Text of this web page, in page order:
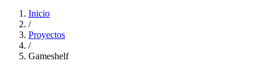
Inicio
/
Proyectos
/
Gameshelf